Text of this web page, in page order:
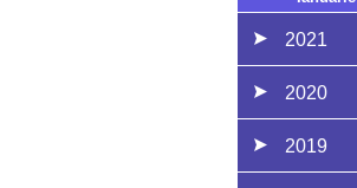
2021
2020
2019